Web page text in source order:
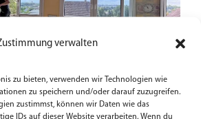
verwalten
zu bieten, verwenden wir Technologien wie
zu speichern und/oder darauf zuzugreifen.
zustimmst, können wir Daten wie das
IDs auf dieser Website verarbeiten. Wenn du